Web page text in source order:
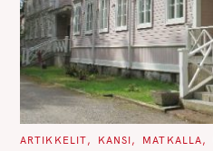
C
ARTIKKELIT KANSI MATKALLA